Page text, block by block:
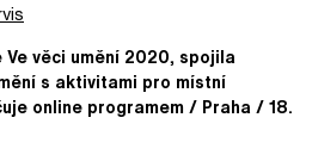
věci umění 2020, spojila
s aktivitami pro místní
online programem / Praha / 18.